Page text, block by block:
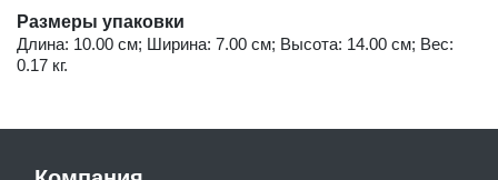
Размеры упаковки
Длина: 10.00 см; Ширина: 7.00 см; Высота: 14.00 см; Вес:
0.17 кг.